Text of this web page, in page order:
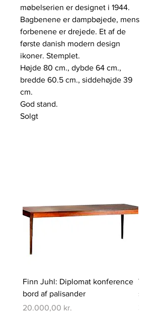
møbelserien er designet i 1944.
Bagbenene er dampbøjede, mens
forbenene er drejede. Et af de
første danish modern design
ikoner. Stemplet.
Højde 80 cm., dybde 64 cm.,
bredde 60.5 cm., siddehøjde 39
cm.
God stand.
Solgt
Finn Juhl: Diplomat konference
bord af palisander
Pris
20.000,00 kr.